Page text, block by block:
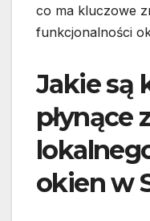
co ma kluczowe
funkcjonalności
Jakie są
płynące
okien w